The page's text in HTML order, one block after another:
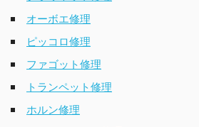
オーボエ修理
ピッコロ修理
ファゴット修理
トランペット修理
ホルン修理